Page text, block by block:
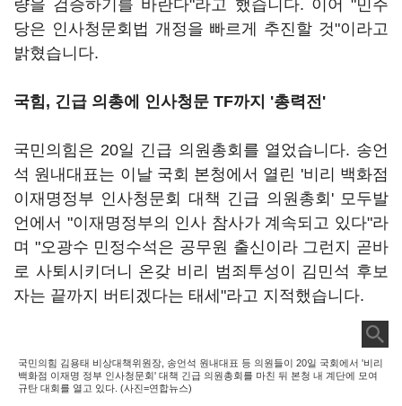
량을 검증하기를 바란다"라고 했습니다. 이어 "민주
당은 인사청문회법 개정을 빠르게 추진할 것"이라고
밝혔습니다.
국힘, 긴급 의총에 인사청문 TF까지 '총력전'
국민의힘은 20일 긴급 의원총회를 열었습니다. 송언
석 원내대표는 이날 국회 본청에서 열린 '비리 백화점
이재명정부 인사청문회 대책 긴급 의원총회' 모두발
언에서 "이재명정부의 인사 참사가 계속되고 있다"라
며 "오광수 민정수석은 공무원 출신이라 그런지 곧바
로 사퇴시키더니 온갖 비리 범죄투성이 김민석 후보
자는 끝까지 버티겠다는 태세"라고 지적했습니다.
국민의힘 김용태 비상대책위원장, 송언석 원내대표 등 의원들이 20일 국회에서 '비리
백화점 이재명 정부 인사청문회' 대책 긴급 의원총회를 마친 뒤 본청 내 계단에 모여
규탄 대회를 열고 있다. (사진=연합뉴스)